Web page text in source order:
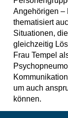
Angehörigen –
thematisiert
Situationen,
gleichzeitig
Frau Tempel
um auch
können.